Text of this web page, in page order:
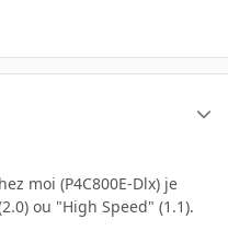
moi (P4C800E-Dlx) je
ou "High Speed" (1.1).